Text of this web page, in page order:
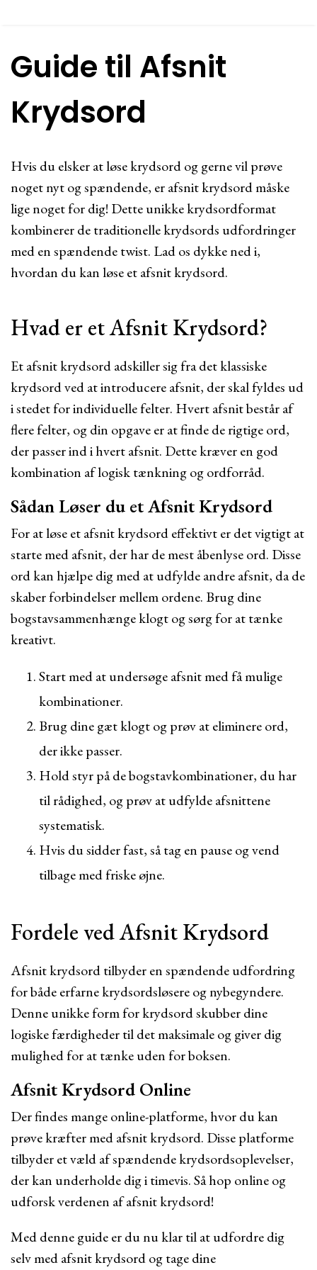
Guide til Afsnit
Krydsord
Hvis du elsker at løse krydsord og gerne vil prøve
noget nyt og spændende, er afsnit krydsord måske
lige noget for dig! Dette unikke krydsordformat
kombinerer de traditionelle krydsords udfordringer
med en spændende twist. Lad os dykke ned i,
hvordan du kan løse et afsnit krydsord.
Hvad er et Afsnit Krydsord?
Et afsnit krydsord adskiller sig fra det klassiske
krydsord ved at introducere afsnit, der skal fyldes ud
i stedet for individuelle felter. Hvert afsnit består af
flere felter, og din opgave er at finde de rigtige ord,
der passer ind i hvert afsnit. Dette kræver en god
kombination af logisk tænkning og ordforråd.
Sådan Løser du et Afsnit Krydsord
For at løse et afsnit krydsord effektivt er det vigtigt at
starte med afsnit, der har de mest åbenlyse ord. Disse
ord kan hjælpe dig med at udfylde andre afsnit, da de
skaber forbindelser mellem ordene. Brug dine
bogstavsammenhænge klogt og sørg for at tænke
kreativt.
Start med at undersøge afsnit med få mulige
kombinationer.
Brug dine gæt klogt og prøv at eliminere ord,
der ikke passer.
Hold styr på de bogstavkombinationer, du har
til rådighed, og prøv at udfylde afsnittene
systematisk.
Hvis du sidder fast, så tag en pause og vend
tilbage med friske øjne.
Fordele ved Afsnit Krydsord
Afsnit krydsord tilbyder en spændende udfordring
for både erfarne krydsordsløsere og nybegyndere.
Denne unikke form for krydsord skubber dine
logiske færdigheder til det maksimale og giver dig
mulighed for at tænke uden for boksen.
Afsnit Krydsord Online
Der findes mange online-platforme, hvor du kan
prøve kræfter med afsnit krydsord. Disse platforme
tilbyder et væld af spændende krydsordsoplevelser,
der kan underholde dig i timevis. Så hop online og
udforsk verdenen af afsnit krydsord!
Med denne guide er du nu klar til at udfordre dig
selv med afsnit krydsord og tage dine